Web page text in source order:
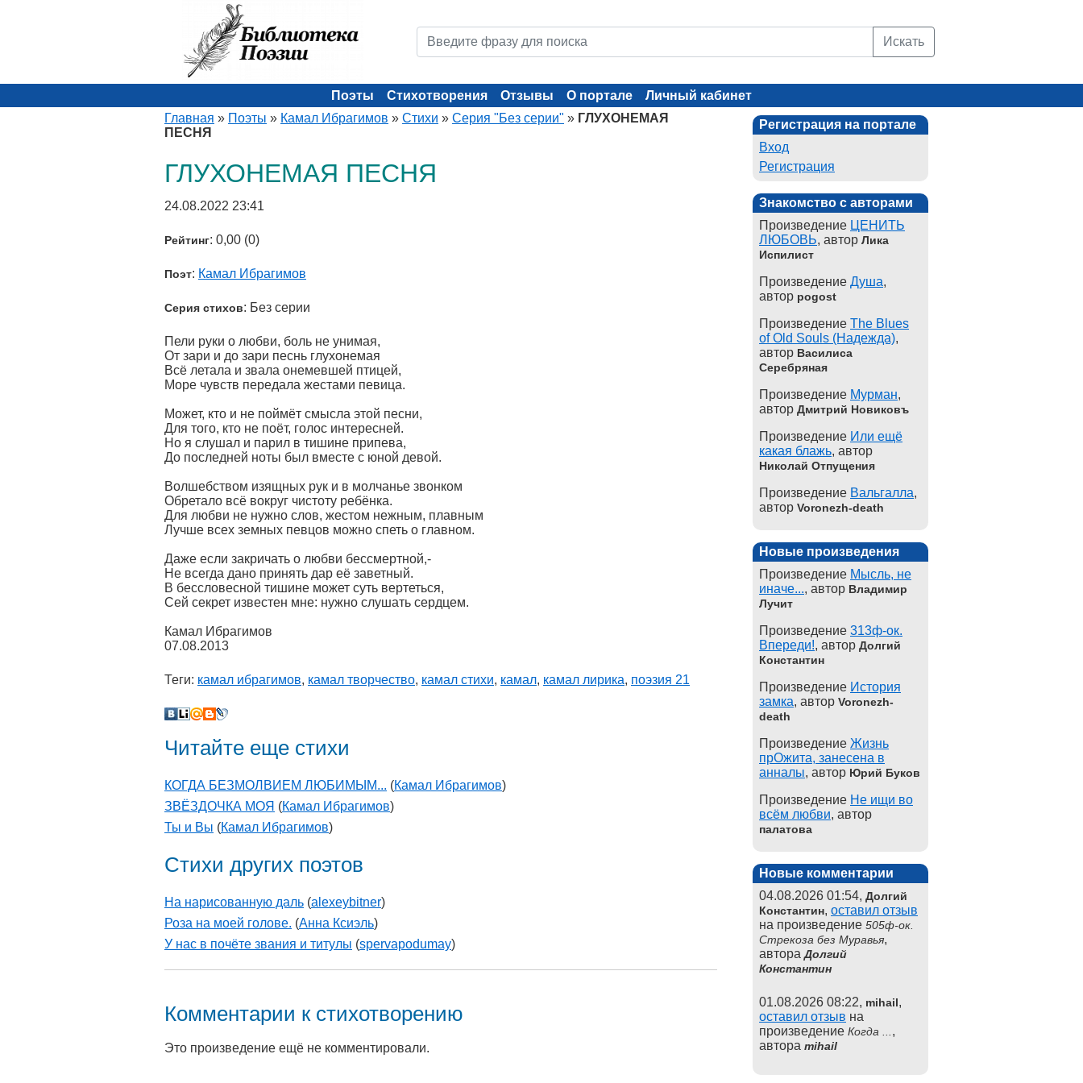
Искать
Поэты Стихотворения Отзывы О портале
Личный кабинет
Главная » Поэты » Камал Ибрагимов » Стихи » Серия "Без серии" » ГЛУХОНЕМАЯ
ПЕСНЯ
ГЛУХОНЕМАЯ ПЕСНЯ
24.08.2022 23:41
Рейтинг: 0,00 (0)
Поэт: Камал Ибрагимов
Серия стихов: Без серии
Пели руки о любви, боль не унимая,
От зари и до зари песнь глухонемая
Всё летала и звала онемевшей птицей,
Море чувств передала жестами певица.
Может, кто и не поймёт смысла этой песни,
Для того, кто не поёт, голос интересней.
Но я слушал и парил в тишине припева,
До последней ноты был вместе с юной девой.
Волшебством изящных рук и в молчанье звонком
Обретало всё вокруг чистоту ребёнка.
Для любви не нужно слов, жестом нежным, плавным
Лучше всех земных певцов можно спеть о главном.
Даже если закричать о любви бессмертной,-
Не всегда дано принять дар её заветный.
В бессловесной тишине может суть вертеться,
Сей секрет известен мне: нужно слушать сердцем.
Камал Ибрагимов
07.08.2013
Теги: камал ибрагимов, камал творчество, камал стихи, камал, камал лирика, поэзия 21
Читайте еще стихи
КОГДА БЕЗМОЛВИЕМ ЛЮБИМЫМ... (Камал Ибрагимов)
ЗВЁЗДОЧКА МОЯ (Камал Ибрагимов)
Ты и Вы (Камал Ибрагимов)
Стихи других поэтов
На нарисованную даль (alexeybitner)
Роза на моей голове. (Анна Ксиэль)
У нас в почёте звания и титулы (spervapodumay)
Комментарии к стихотворению
Это произведение ещё не комментировали.
Регистрация на портале
Вход
Регистрация
Знакомство с авторами
Произведение ЦЕНИТЬ
ЛЮБОВЬ, автор Лика
Испилист
Произведение Душа,
автор pogost
Произведение The Blues
of Old Souls (Надежда),
автор Василиса
Серебряная
Произведение Мурман,
автор Дмитрий Новиковъ
Произведение Или ещё
какая блажь, автор
Николай Отпущения
Произведение Вальгалла,
автор Voronezh-death
Новые произведения
Произведение Мысль, не
иначе..., автор Владимир
Лучит
Произведение 313ф-ок.
Впереди!, автор Долгий
Константин
Произведение История
замка, автор Voronezh-
death
Произведение Жизнь
прОжита, занесена в
анналы, автор Юрий Буков
Произведение Не ищи во
всём любви, автор
палатова
Новые комментарии
04.08.2026 01:54, Долгий
Константин, оставил отзыв
на произведение 505ф-ок.
Стрекоза без Муравья,
автораДолгий
Константин
01.08.2026 08:22, mihail,
оставил отзыв на
произведение Когда ... ,
автора mihail